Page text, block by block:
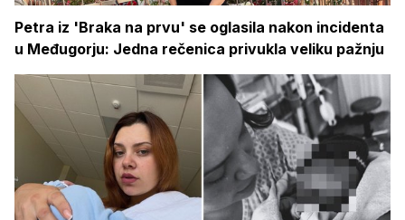
Petra iz 'Braka na prvu' se oglasila nakon incidenta
u Međugorju: Jedna rečenica privukla veliku pažnju